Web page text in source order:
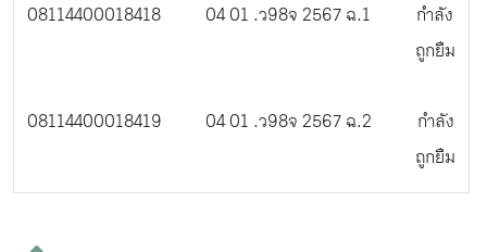
08114400018418 04 01 .ว98จ 2567 ฉ.1
กำลัง
ถูกยืม
08114400018419 04 01 .ว98จ 2567 ฉ.2
กำลัง
ถูกยืม